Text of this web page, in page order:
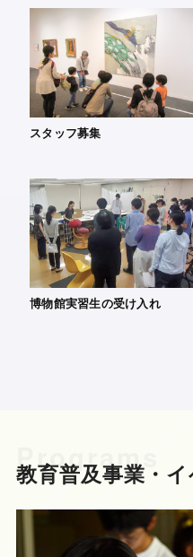
スタッフ募集
博物館実習生の受け入れ
Programs
教育普及事業・イ